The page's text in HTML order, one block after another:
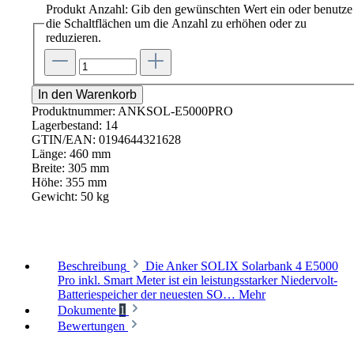
Produkt Anzahl: Gib den gewünschten Wert ein oder benutze
die Schaltflächen um die Anzahl zu erhöhen oder zu
reduzieren.
In den Warenkorb
Produktnummer: ANKSOL-E5000PRO
Lagerbestand: 14
GTIN/EAN: 0194644321628
Länge: 460 mm
Breite: 305 mm
Höhe: 355 mm
Gewicht: 50 kg
Beschreibung
Die Anker SOLIX Solarbank 4 E5000
Pro inkl. Smart Meter ist ein leistungsstarker Niedervolt-
Batteriespeicher der neuesten SO… Mehr
Dokumente 1
Bewertungen